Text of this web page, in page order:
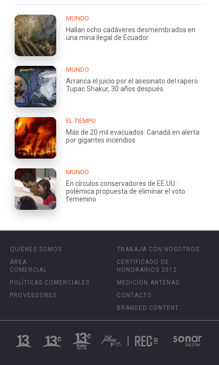
MUNDO
Hallan ocho cadáveres desmembrados en
una mina ilegal de Ecuador
MUNDO
Arranca el juicio por el asesinato del rapero
Tupac Shakur, 30 años después
EL TIEMPO
Más de 20 mil evacuados: Canadá en alerta
por gigantes incendios
MUNDO
En círculos conservadores de EE.UU.:
polémica propuesta de eliminar el voto
femenino
QUIÉNES SOMOS
ÁREA
COMERCIAL
POLÍTICAS COMERCIALES
PROVEEDORES
TRABAJA CON NOSOTROS
CERTIFICADO DE
HONORARIOS 2012
MEDICIÓN ANTENAS
CONTACTO
BRANDED CONTENT